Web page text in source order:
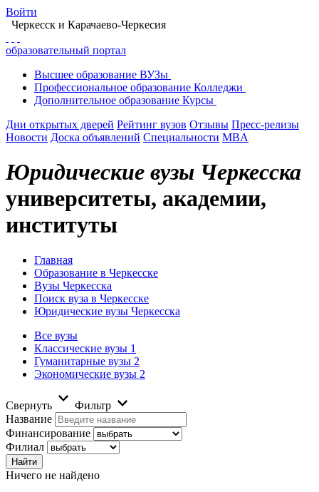
Войти
Черкесск и Карачаево-Черкесия
образовательный портал
Высшее образование ВУЗы
Профессиональное образование Колледжи
Дополнительное образование Курсы
Дни открытых дверей Рейтинг вузов Отзывы Пресс-релизы
Новости Доска объявлений Специальности MBA
Юридические вузы Черкесска
университеты, академии,
институты
Главная
Образование в Черкесске
Вузы Черкесска
Поиск вуза в Черкесске
Юридические вузы Черкесска
Все вузы
Классические вузы 1
Гуманитарные вузы 2
Экономические вузы 2
Свернуть
Фильтр
Название
Финансирование
Филиал
Ничего не найдено